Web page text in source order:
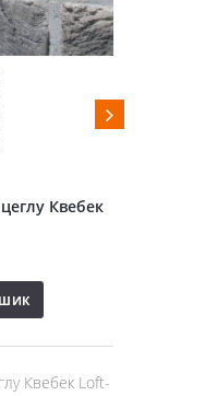
Квебек
Квебек Loft-